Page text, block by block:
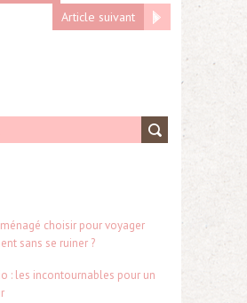
Article suivant
choisir pour voyager
sans se ruiner ?
: les incontournables pour un